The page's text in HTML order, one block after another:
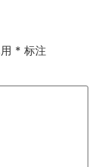
* 标注